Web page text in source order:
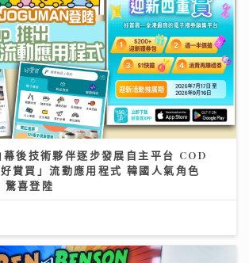
後技術夥伴逐步發展自主平台 COD
賞買」流動應用程式 韓國人氣角色
驚喜登陸